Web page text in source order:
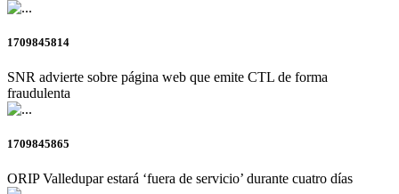
1709845814
SNR advierte sobre página web que emite CTL de forma
fraudulenta
1709845865
ORIP Valledupar estará ‘fuera de servicio’ durante cuatro días